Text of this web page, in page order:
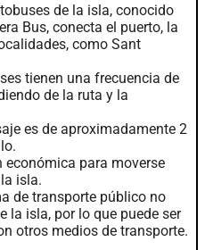
de la isla, conocido
Bus, conecta el puerto, la
como Sant
tienen una frecuencia de
de la ruta y la
es de aproximadamente 2
económica para moverse
isla.
de transporte público no
la isla, por lo que puede ser
otros medios de transporte.